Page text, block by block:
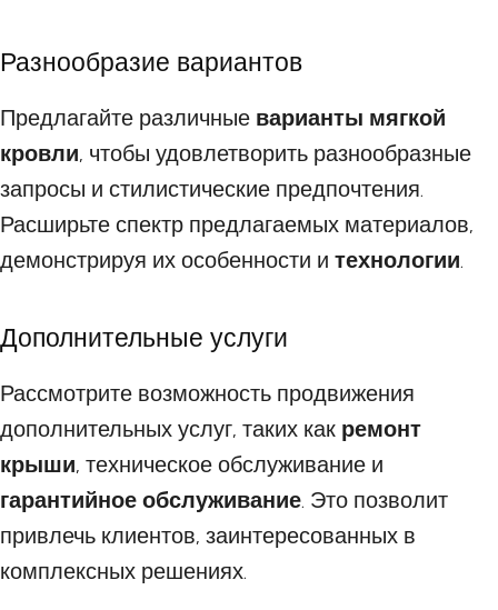
Разнообразие вариантов
Предлагайте различные варианты мягкой
кровли, чтобы удовлетворить разнообразные
запросы и стилистические предпочтения.
Расширьте спектр предлагаемых материалов,
демонстрируя их особенности и технологии.
Дополнительные услуги
Рассмотрите возможность продвижения
дополнительных услуг, таких как ремонт
крыши, техническое обслуживание и
гарантийное обслуживание. Это позволит
привлечь клиентов, заинтересованных в
комплексных решениях.